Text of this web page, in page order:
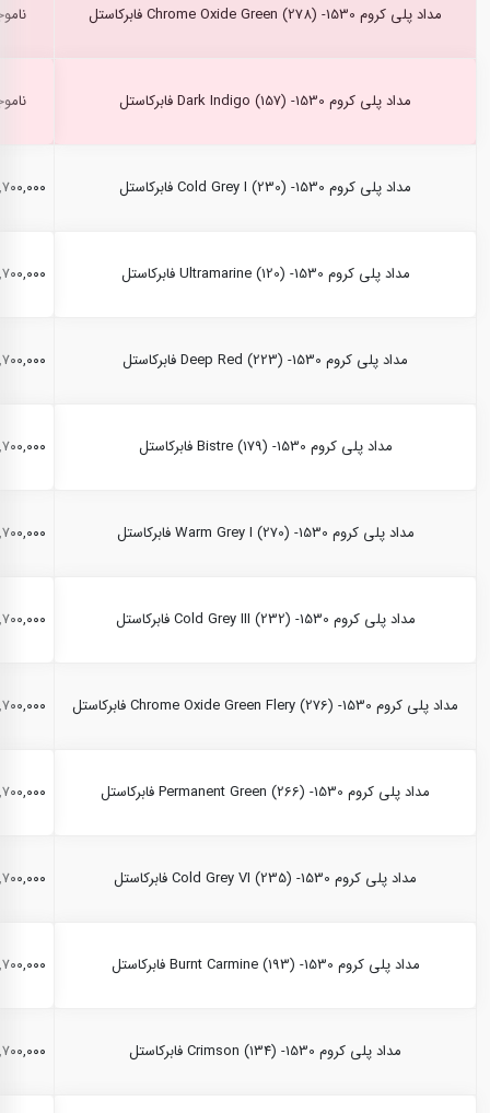
مداد پلی کروم Chrome Oxide Green (278) -1530 فابرکاستل
مداد پلی کروم Dark Indigo (157) -1530 فابرکاستل
مداد پلی کروم Cold Grey I (230) -1530 فابرکاستل ۲,۷۰۰,۰۰۰
مداد پلی کروم Ultramarine (120) -1530 فابرکاستل ۲,۷۰۰,۰۰۰
مداد پلی کروم Deep Red (223) -1530 فابرکاستل ۲,۷۰۰,۰۰۰
مداد پلی کروم Bistre (179) -1530 فابرکاستل ۲,۷۰۰,۰۰۰
مداد پلی کروم Warm Grey I (270) -1530 فابرکاستل ۲,۷۰۰,۰۰۰
مداد پلی کروم Cold Grey III (232) -1530 فابرکاستل ۲,۷۰۰,۰۰۰
مداد پلی کروم Chrome Oxide Green Flery (276) -1530 فابرکاستل ۲,۷۰۰,۰۰۰
مداد پلی کروم Permanent Green (266) -1530 فابرکاستل ۲,۷۰۰,۰۰۰
مداد پلی کروم Cold Grey VI (235) -1530 فابرکاستل ۲,۷۰۰,۰۰۰
مداد پلی کروم Burnt Carmine (193) -1530 فابرکاستل ۲,۷۰۰,۰۰۰
مداد پلی کروم Crimson (134) -1530 فابرکاستل ۲,۷۰۰,۰۰۰